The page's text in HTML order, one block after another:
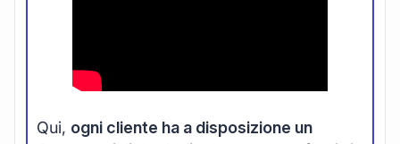
Qui, ogni cliente ha a disposizione un